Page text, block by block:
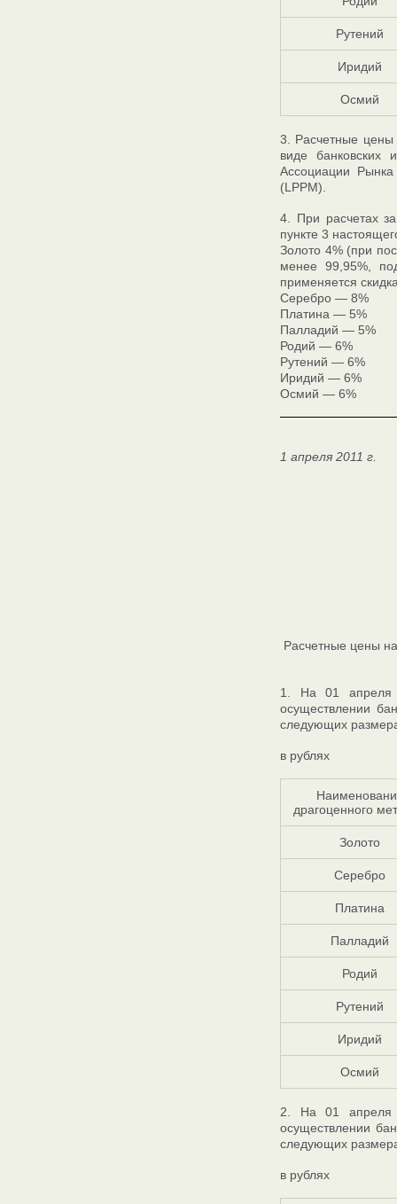
Рутений
Иридий
Осмий
3. Расчетные цены
виде банковских
Ассоциации
(LPPM).
4. При расчетах
пункте 3
Золото 4% (при
менее 99,95%,
применяется
Серебро — 8%
Платина — 5%
Палладий — 5%
Родий — 6%
Рутений — 6%
Иридий — 6%
Осмий — 6%
1 апреля 2011 г.
Расчетные цены
1. На 01 апреля
осуществлении
следующих
в рублях
драгоценного
Золото
Серебро
Платина
Палладий
Родий
Рутений
Иридий
Осмий
2. На 01 апреля
осуществлении
следующих
в рублях